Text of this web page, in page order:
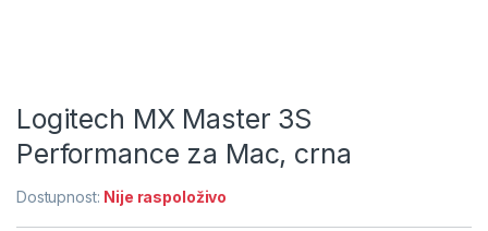
Logitech MX Master 3S
Performance za Mac, crna
Dostupnost: Nije raspoloživo